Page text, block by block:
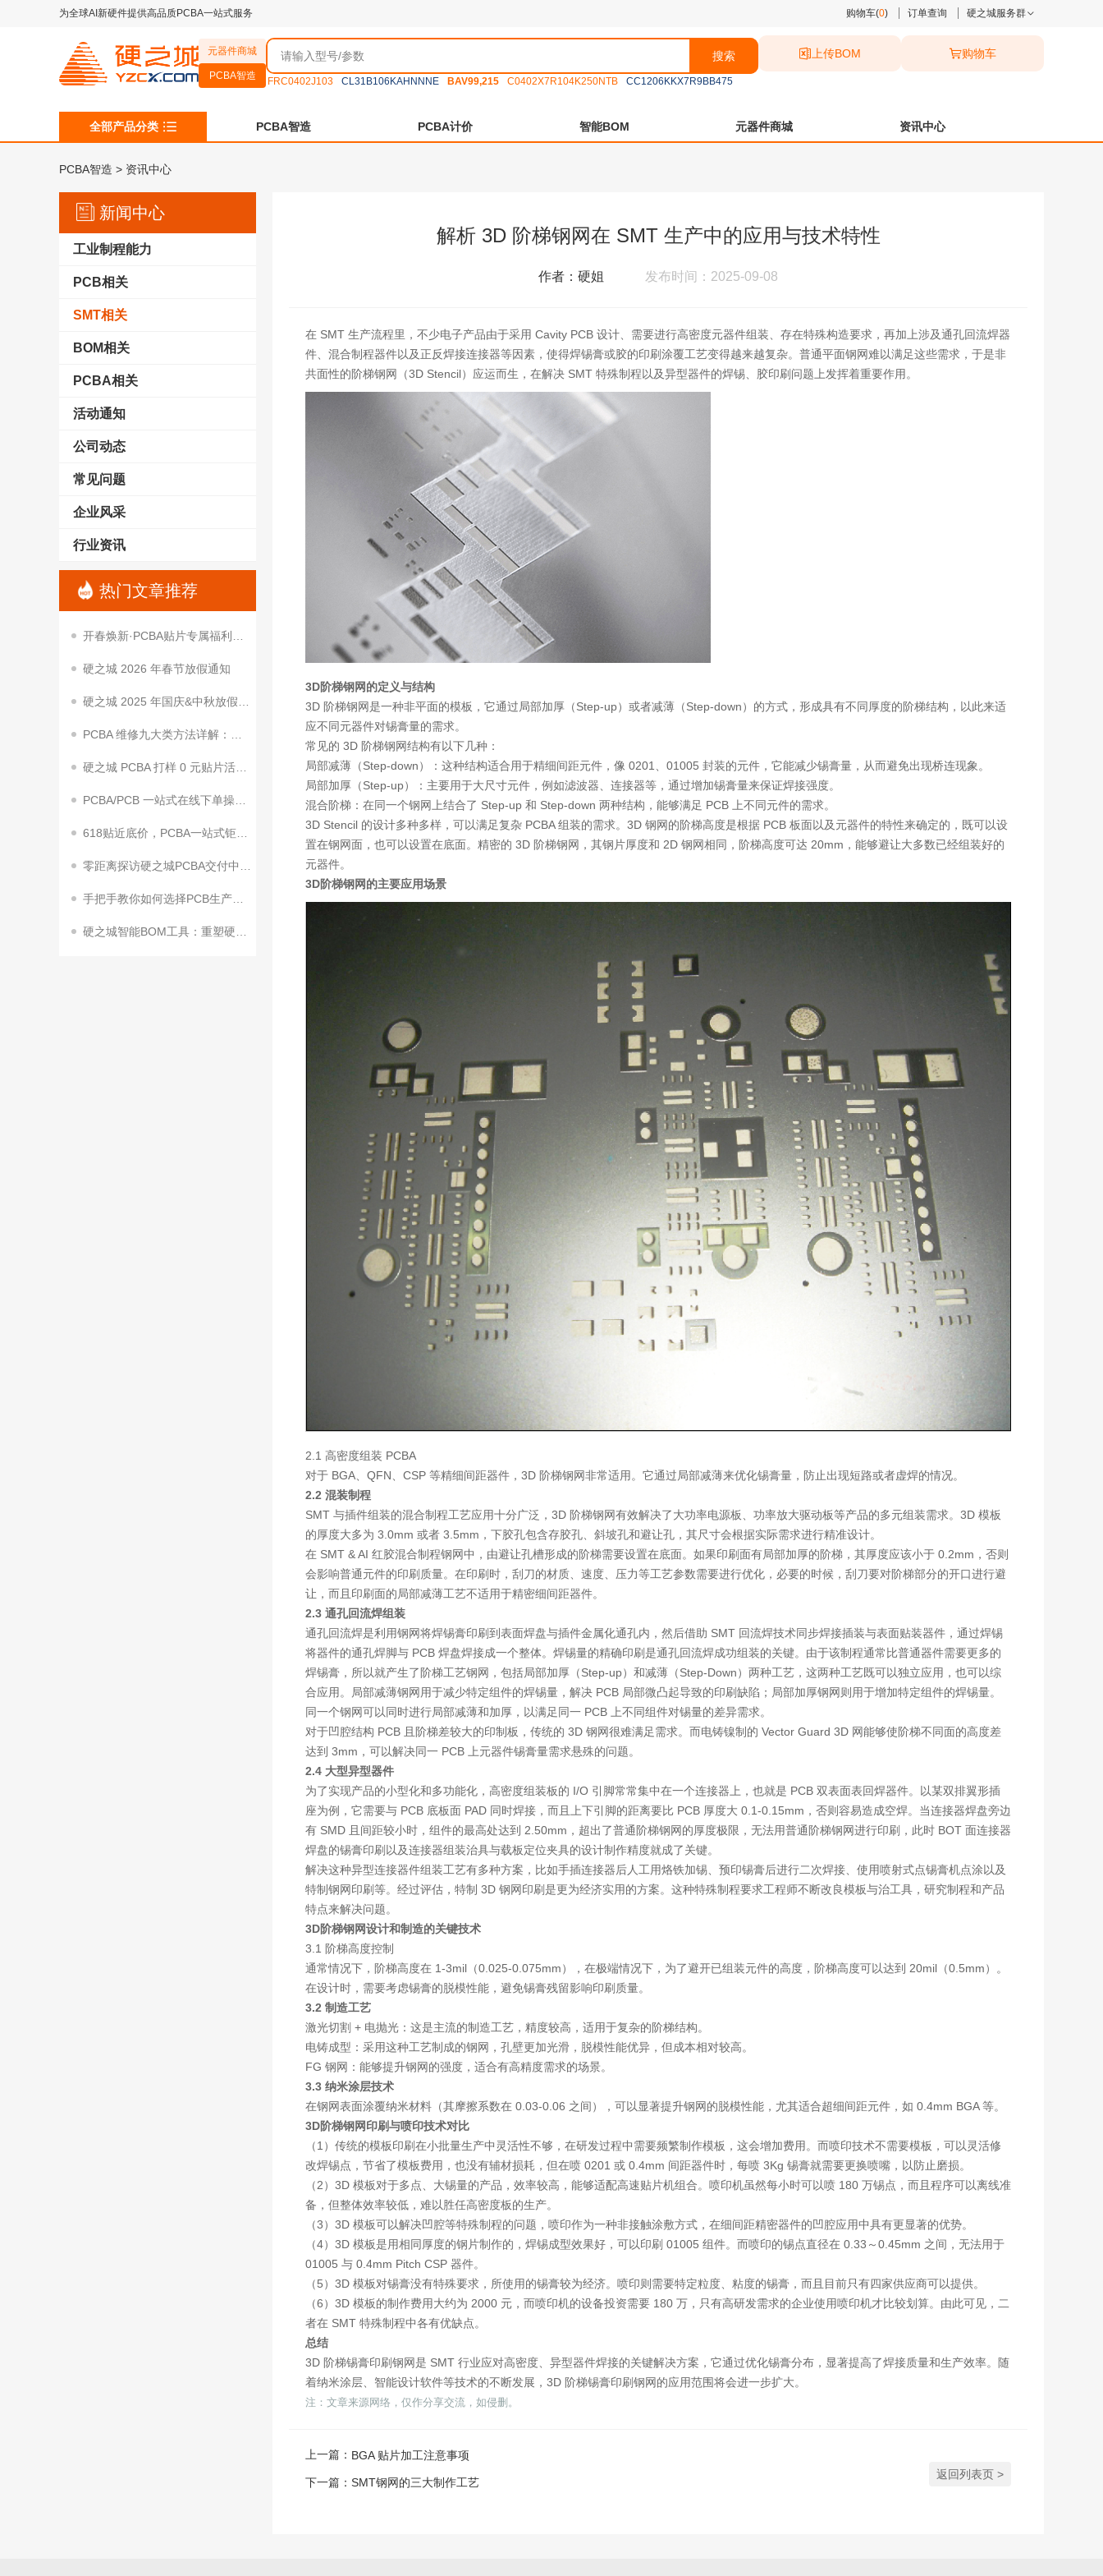
为全球AI新硬件提供高品质PCBA一站式服务 购物车(0) 订单查询 硬之城服务群
元器件商城
PCBA智造
搜索
FRC0402J103 CL31B106KAHNNNE BAV99,215 C0402X7R104K250NTB CC1206KKX7R9BB475
上传BOM 购物车
全部产品分类 PCBA智造 PCBA计价 智能BOM 元器件商城 资讯中心
PCBA智造 > 资讯中心
新闻中心
工业制程能力
PCB相关
SMT相关
BOM相关
PCBA相关
活动通知
公司动态
常见问题
企业风采
行业资讯
热门文章推荐
开春焕新·PCBA贴片专属福利｜降本让利，助你抢占开春项目先机
硬之城 2026 年春节放假通知
硬之城 2025 年国庆&中秋放假通知
PCBA 维修九大类方法详解：从基础到进阶的实用技巧
硬之城 PCBA 打样 0 元贴片活动来袭！助力终端客户加速量产
PCBA/PCB 一站式在线下单操作指南
618贴近底价，PCBA一站式钜惠狂飙！
零距离探访硬之城PCBA交付中心2期来了
手把手教你如何选择PCB生产工艺参数
硬之城智能BOM工具：重塑硬件研发效率，赋能企业创新升级
解析 3D 阶梯钢网在 SMT 生产中的应用与技术特性
作者：硬姐 发布时间：2025-09-08
在 SMT 生产流程里，不少电子产品由于采用 Cavity PCB 设计、需要进行高密度元器件组装、存在特殊构造要求，再加上涉及通孔回流焊器
件、混合制程器件以及正反焊接连接器等因素，使得焊锡膏或胶的印刷涂覆工艺变得越来越复杂。普通平面钢网难以满足这些需求，于是非
共面性的阶梯钢网（3D Stencil）应运而生，在解决 SMT 特殊制程以及异型器件的焊锡、胶印刷问题上发挥着重要作用。
3D阶梯钢网的定义与结构
3D 阶梯钢网是一种非平面的模板，它通过局部加厚（Step-up）或者减薄（Step-down）的方式，形成具有不同厚度的阶梯结构，以此来适
应不同元器件对锡膏量的需求。
常见的 3D 阶梯钢网结构有以下几种：
局部减薄（Step-down）：这种结构适合用于精细间距元件，像 0201、01005 封装的元件，它能减少锡膏量，从而避免出现桥连现象。
局部加厚（Step-up）：主要用于大尺寸元件，例如滤波器、连接器等，通过增加锡膏量来保证焊接强度。
混合阶梯：在同一个钢网上结合了 Step-up 和 Step-down 两种结构，能够满足 PCB 上不同元件的需求。
3D Stencil 的设计多种多样，可以满足复杂 PCBA 组装的需求。3D 钢网的阶梯高度是根据 PCB 板面以及元器件的特性来确定的，既可以设
置在钢网面，也可以设置在底面。精密的 3D 阶梯钢网，其钢片厚度和 2D 钢网相同，阶梯高度可达 20mm，能够避让大多数已经组装好的
元器件。
3D阶梯钢网的主要应用场景
2.1 高密度组装 PCBA
对于 BGA、QFN、CSP 等精细间距器件，3D 阶梯钢网非常适用。它通过局部减薄来优化锡膏量，防止出现短路或者虚焊的情况。
2.2 混装制程
SMT 与插件组装的混合制程工艺应用十分广泛，3D 阶梯钢网有效解决了大功率电源板、功率放大驱动板等产品的多元组装需求。3D 模板
的厚度大多为 3.0mm 或者 3.5mm，下胶孔包含存胶孔、斜坡孔和避让孔，其尺寸会根据实际需求进行精准设计。
在 SMT & AI 红胶混合制程钢网中，由避让孔槽形成的阶梯需要设置在底面。如果印刷面有局部加厚的阶梯，其厚度应该小于 0.2mm，否则
会影响普通元件的印刷质量。在印刷时，刮刀的材质、速度、压力等工艺参数需要进行优化，必要的时候，刮刀要对阶梯部分的开口进行避
让，而且印刷面的局部减薄工艺不适用于精密细间距器件。
2.3 通孔回流焊组装
通孔回流焊是利用钢网将焊锡膏印刷到表面焊盘与插件金属化通孔内，然后借助 SMT 回流焊技术同步焊接插装与表面贴装器件，通过焊锡
将器件的通孔焊脚与 PCB 焊盘焊接成一个整体。焊锡量的精确印刷是通孔回流焊成功组装的关键。由于该制程通常比普通器件需要更多的
焊锡膏，所以就产生了阶梯工艺钢网，包括局部加厚（Step-up）和减薄（Step-Down）两种工艺，这两种工艺既可以独立应用，也可以综
合应用。局部减薄钢网用于减少特定组件的焊锡量，解决 PCB 局部微凸起导致的印刷缺陷；局部加厚钢网则用于增加特定组件的焊锡量。
同一个钢网可以同时进行局部减薄和加厚，以满足同一 PCB 上不同组件对锡量的差异需求。
对于凹腔结构 PCB 且阶梯差较大的印制板，传统的 3D 钢网很难满足需求。而电铸镍制的 Vector Guard 3D 网能够使阶梯不同面的高度差
达到 3mm，可以解决同一 PCB 上元器件锡膏量需求悬殊的问题。
2.4 大型异型器件
为了实现产品的小型化和多功能化，高密度组装板的 I/O 引脚常常集中在一个连接器上，也就是 PCB 双表面表回焊器件。以某双排翼形插
座为例，它需要与 PCB 底板面 PAD 同时焊接，而且上下引脚的距离要比 PCB 厚度大 0.1-0.15mm，否则容易造成空焊。当连接器焊盘旁边
有 SMD 且间距较小时，组件的最高处达到 2.50mm，超出了普通阶梯钢网的厚度极限，无法用普通阶梯钢网进行印刷，此时 BOT 面连接器
焊盘的锡膏印刷以及连接器组装治具与载板定位夹具的设计制作精度就成了关键。
解决这种异型连接器件组装工艺有多种方案，比如手插连接器后人工用烙铁加锡、预印锡膏后进行二次焊接、使用喷射式点锡膏机点涂以及
特制钢网印刷等。经过评估，特制 3D 钢网印刷是更为经济实用的方案。这种特殊制程要求工程师不断改良模板与治工具，研究制程和产品
特点来解决问题。
3D阶梯钢网设计和制造的关键技术
3.1 阶梯高度控制
通常情况下，阶梯高度在 1-3mil（0.025-0.075mm），在极端情况下，为了避开已组装元件的高度，阶梯高度可以达到 20mil（0.5mm）。
在设计时，需要考虑锡膏的脱模性能，避免锡膏残留影响印刷质量。
3.2 制造工艺
激光切割 + 电抛光：这是主流的制造工艺，精度较高，适用于复杂的阶梯结构。
电铸成型：采用这种工艺制成的钢网，孔壁更加光滑，脱模性能优异，但成本相对较高。
FG 钢网：能够提升钢网的强度，适合有高精度需求的场景。
3.3 纳米涂层技术
在钢网表面涂覆纳米材料（其摩擦系数在 0.03-0.06 之间），可以显著提升钢网的脱模性能，尤其适合超细间距元件，如 0.4mm BGA 等。
3D阶梯钢网印刷与喷印技术对比
（1）传统的模板印刷在小批量生产中灵活性不够，在研发过程中需要频繁制作模板，这会增加费用。而喷印技术不需要模板，可以灵活修
改焊锡点，节省了模板费用，也没有辅材损耗，但在喷 0201 或 0.4mm 间距器件时，每喷 3Kg 锡膏就需要更换喷嘴，以防止磨损。
（2）3D 模板对于多点、大锡量的产品，效率较高，能够适配高速贴片机组合。喷印机虽然每小时可以喷 180 万锡点，而且程序可以离线准
备，但整体效率较低，难以胜任高密度板的生产。
（3）3D 模板可以解决凹腔等特殊制程的问题，喷印作为一种非接触涂敷方式，在细间距精密器件的凹腔应用中具有更显著的优势。
（4）3D 模板是用相同厚度的钢片制作的，焊锡成型效果好，可以印刷 01005 组件。而喷印的锡点直径在 0.33～0.45mm 之间，无法用于
01005 与 0.4mm Pitch CSP 器件。
（5）3D 模板对锡膏没有特殊要求，所使用的锡膏较为经济。喷印则需要特定粒度、粘度的锡膏，而且目前只有四家供应商可以提供。
（6）3D 模板的制作费用大约为 2000 元，而喷印机的设备投资需要 180 万，只有高研发需求的企业使用喷印机才比较划算。由此可见，二
者在 SMT 特殊制程中各有优缺点。
总结
3D 阶梯锡膏印刷钢网是 SMT 行业应对高密度、异型器件焊接的关键解决方案，它通过优化锡膏分布，显著提高了焊接质量和生产效率。随
着纳米涂层、智能设计软件等技术的不断发展，3D 阶梯锡膏印刷钢网的应用范围将会进一步扩大。
注：文章来源网络，仅作分享交流，如侵删。
上一篇： BGA 贴片加工注意事项
下一篇： SMT钢网的三大制作工艺
返回列表页 >